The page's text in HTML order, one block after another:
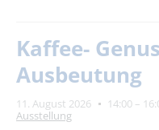
Kaffee-
Ausbeutung
11. August 2026 14:00 –
Ausstellung